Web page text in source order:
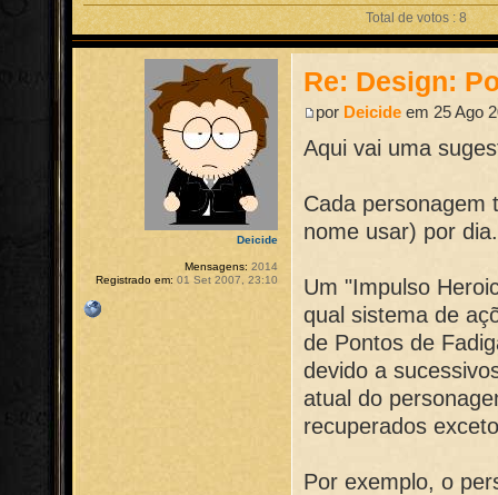
Total de votos : 8
Re: Design:
por Deicide em 25 Ago
Aqui vai uma
Cada personagem
nome usar) por dia.
Um "Impulso
qual sistema de
de Pontos de
devido a
atual do
recuperados
Por exemplo, o
Deicide
Mensagens: 2014
Registrado em: 01 Set 2007, 23:10